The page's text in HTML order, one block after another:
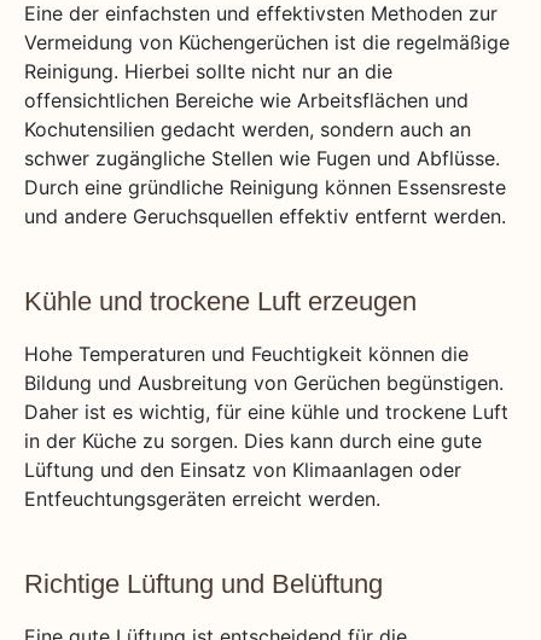
Eine der einfachsten und effektivsten Methoden zur
Vermeidung von Küchengerüchen ist die regelmäßige
Reinigung. Hierbei sollte nicht nur an die
offensichtlichen Bereiche wie Arbeitsflächen und
Kochutensilien gedacht werden, sondern auch an
schwer zugängliche Stellen wie Fugen und Abflüsse.
Durch eine gründliche Reinigung können Essensreste
und andere Geruchsquellen effektiv entfernt werden.
Kühle und trockene Luft erzeugen
Hohe Temperaturen und Feuchtigkeit können die
Bildung und Ausbreitung von Gerüchen begünstigen.
Daher ist es wichtig, für eine kühle und trockene Luft
in der Küche zu sorgen. Dies kann durch eine gute
Lüftung und den Einsatz von Klimaanlagen oder
Entfeuchtungsgeräten erreicht werden.
Richtige Lüftung und Belüftung